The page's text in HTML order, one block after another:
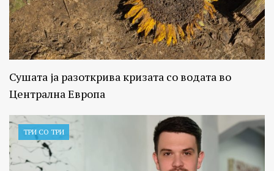
Сушата ја разоткрива кризата со водата во
Централна Европа
ТРИ СО ТРИ